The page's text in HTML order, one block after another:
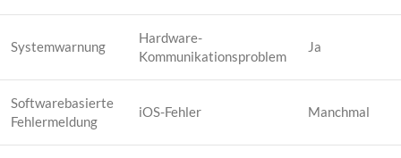
Systemwarnung
Hardware-
Kommunikationsproblem
Ja
Softwarebasierte
Fehlermeldung
iOS-Fehler Manchmal